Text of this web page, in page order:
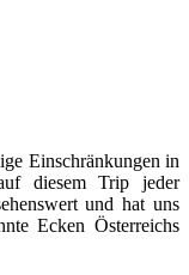
Einschränkungen in
diesem Trip jeder
und hat uns
Ecken Österreichs